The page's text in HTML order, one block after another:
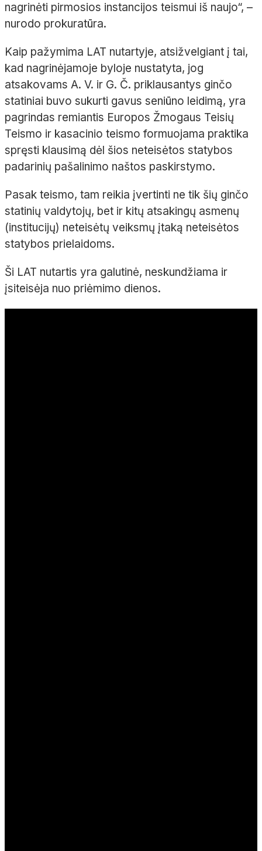
nagrinėti pirmosios instancijos teismui iš naujo“, –
nurodo prokuratūra.
Kaip pažymima LAT nutartyje, atsižvelgiant į tai,
kad nagrinėjamoje byloje nustatyta, jog
atsakovams A. V. ir G. Č. priklausantys ginčo
statiniai buvo sukurti gavus seniūno leidimą, yra
pagrindas remiantis Europos Žmogaus Teisių
Teismo ir kasacinio teismo formuojama praktika
spręsti klausimą dėl šios neteisėtos statybos
padarinių pašalinimo naštos paskirstymo.
Pasak teismo, tam reikia įvertinti ne tik šių ginčo
statinių valdytojų, bet ir kitų atsakingų asmenų
(institucijų) neteisėtų veiksmų įtaką neteisėtos
statybos prielaidoms.
Ši LAT nutartis yra galutinė, neskundžiama ir
įsiteisėja nuo priėmimo dienos.